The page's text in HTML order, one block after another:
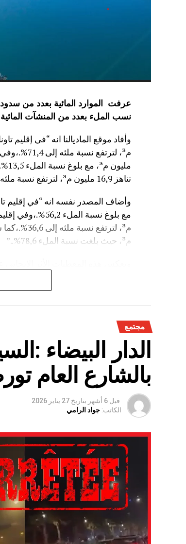
نسب الملء بعدد من المنشآت المائية
تناهز 16,9 مليون م³، لترتفع نسبة ملئه إلى 37,5%.”
م³، حيث بلغت نسبة الملء 78,6%..”
مجتمع
الدار البيضاء
بالشارع العام
قبل 6 أشهر بتاريخ 27 يناير 2026
الكاتب: جواد الرامي